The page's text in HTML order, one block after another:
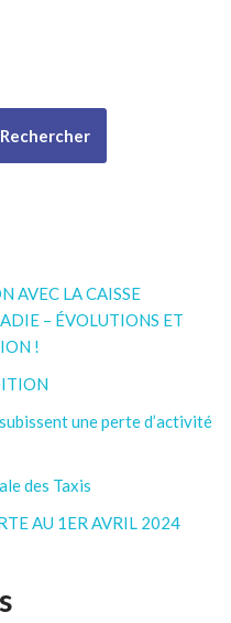
Rechercher
AVEC LA CAISSE
– ÉVOLUTIONS ET
!
une perte d’activité
des Taxis
AU 1ER AVRIL 2024